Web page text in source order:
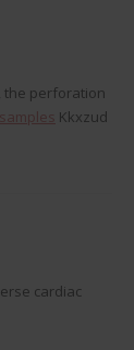
the perforation
Kkxzud
cardiac